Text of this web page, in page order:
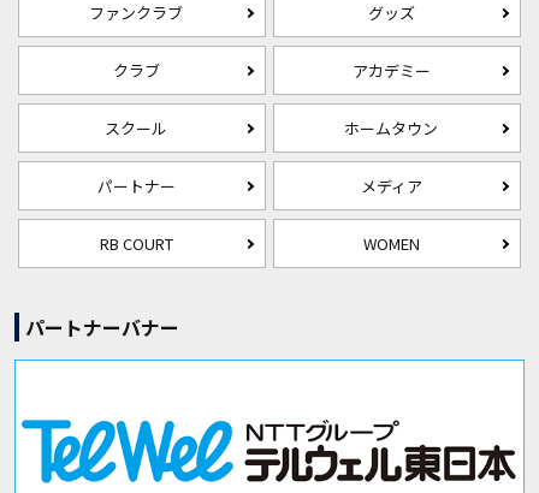
ファンクラブ グッズ
クラブ アカデミー
スクール ホームタウン
パートナー メディア
RB COURT WOMEN
パートナーバナー